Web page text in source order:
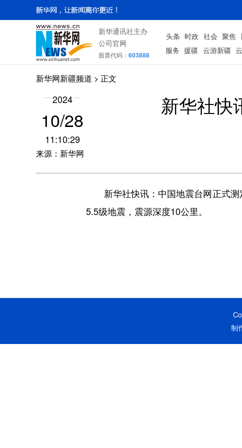
新华通讯社主办
公司官网
股票代码： 603888
头条 时政 社会 聚焦
服务 援疆 云游新疆
新华网新疆频道 > 正文
2024
10/28
11:10:29
来源：新华网
新华社快
新华社快讯：中国地震台网正式测
5.5级地震，震源深度10公里。
制